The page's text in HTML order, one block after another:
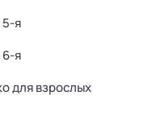
я
я
для взрослых